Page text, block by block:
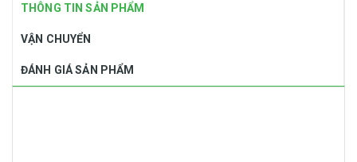
THÔNG TIN SẢN PHẨM
VẬN CHUYỂN
ĐÁNH GIÁ SẢN PHẨM